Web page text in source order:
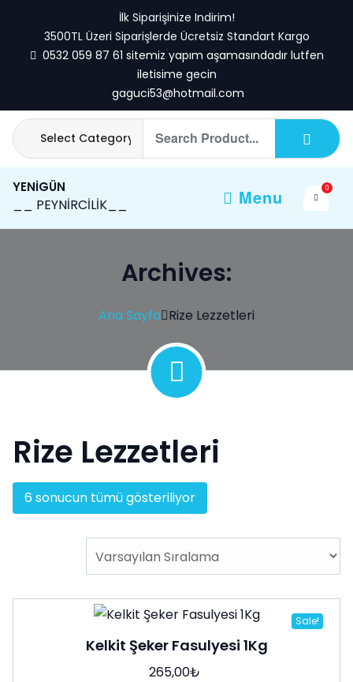
content
İlk Siparişinize Indirim!
3500TL Üzeri Siparişlerde Ücretsiz Standart Kargo
0532 059 87 61 sitemiz yapım aşamasındadır lutfen
iletisime gecin
gaguci53@hotmail.com
YENİGÜN
__ PEYNİRCİLİK__ Menu 0
Archives:
Ana Sayfa Rize Lezzetleri
Rize Lezzetleri
6 sonucun tümü gösteriliyor
Sale!
Kelkit Şeker Fasulyesi 1Kg
265,00₺